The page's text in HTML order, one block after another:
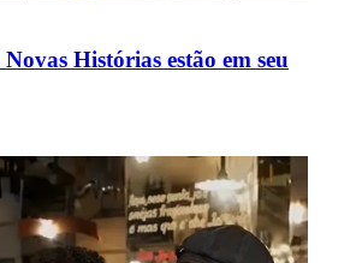
Histórias estão em seu